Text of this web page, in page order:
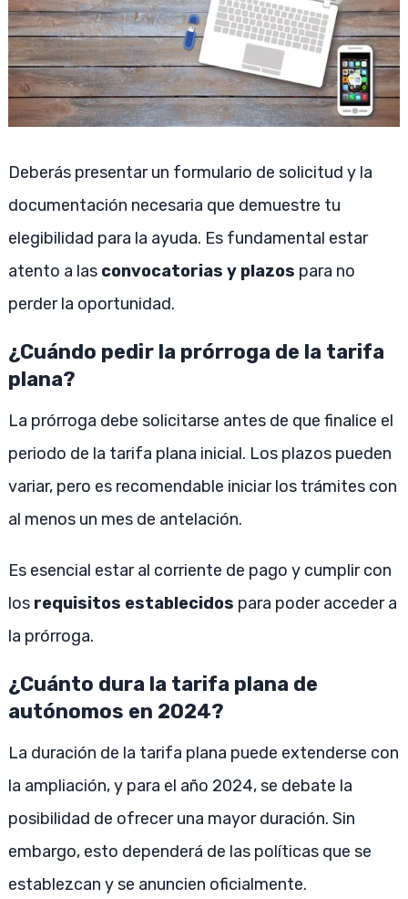
Deberás presentar un formulario de solicitud y la
documentación necesaria que demuestre tu
elegibilidad para la ayuda. Es fundamental estar
atento a las convocatorias y plazos para no
perder la oportunidad.
¿Cuándo pedir la prórroga de la tarifa
plana?
La prórroga debe solicitarse antes de que finalice el
periodo de la tarifa plana inicial. Los plazos pueden
variar, pero es recomendable iniciar los trámites con
al menos un mes de antelación.
Es esencial estar al corriente de pago y cumplir con
los requisitos establecidos para poder acceder a
la prórroga.
¿Cuánto dura la tarifa plana de
autónomos en 2024?
La duración de la tarifa plana puede extenderse con
la ampliación, y para el año 2024, se debate la
posibilidad de ofrecer una mayor duración. Sin
embargo, esto dependerá de las políticas que se
establezcan y se anuncien oficialmente.